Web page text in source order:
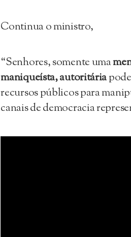
Continua o ministro,
“Senhores, somente uma
maniqueísta, autoritária
recursos públicos para
canais de democracia